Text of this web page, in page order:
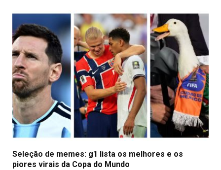
Seleção de memes: g1 lista os melhores e os
piores virais da Copa do Mundo